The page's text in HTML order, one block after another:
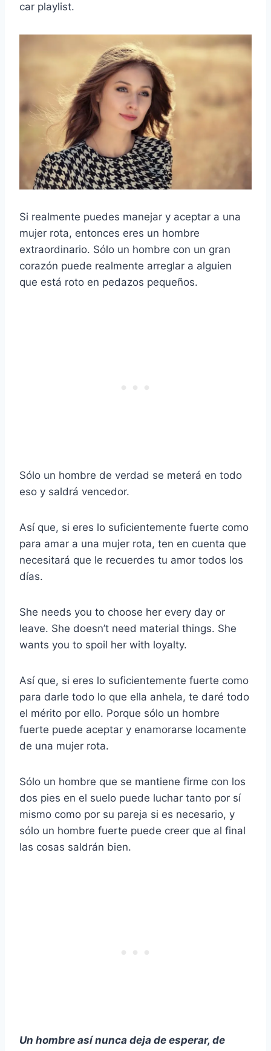
car playlist.
Si realmente puedes manejar y aceptar a una
mujer rota, entonces eres un hombre
extraordinario. Sólo un hombre con un gran
corazón puede realmente arreglar a alguien
que está roto en pedazos pequeños.
Sólo un hombre de verdad se meterá en todo
eso y saldrá vencedor.
Así que, si eres lo suficientemente fuerte como
para amar a una mujer rota, ten en cuenta que
necesitará que le recuerdes tu amor todos los
días.
She needs you to choose her every day or
leave. She doesn’t need material things. She
wants you to spoil her with loyalty.
Así que, si eres lo suficientemente fuerte como
para darle todo lo que ella anhela, te daré todo
el mérito por ello. Porque sólo un hombre
fuerte puede aceptar y enamorarse locamente
de una mujer rota.
Sólo un hombre que se mantiene firme con los
dos pies en el suelo puede luchar tanto por sí
mismo como por su pareja si es necesario, y
sólo un hombre fuerte puede creer que al final
las cosas saldrán bien.
Un hombre así nunca deja de esperar, de